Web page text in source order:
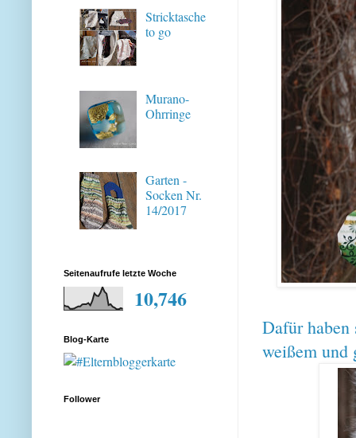
Dafür haben
weißem und
Stricktasche
to go
Murano-
Ohrringe
Garten -
Socken Nr.
14/2017
Seitenaufrufe letzte Woche
10,746
Blog-Karte
Follower